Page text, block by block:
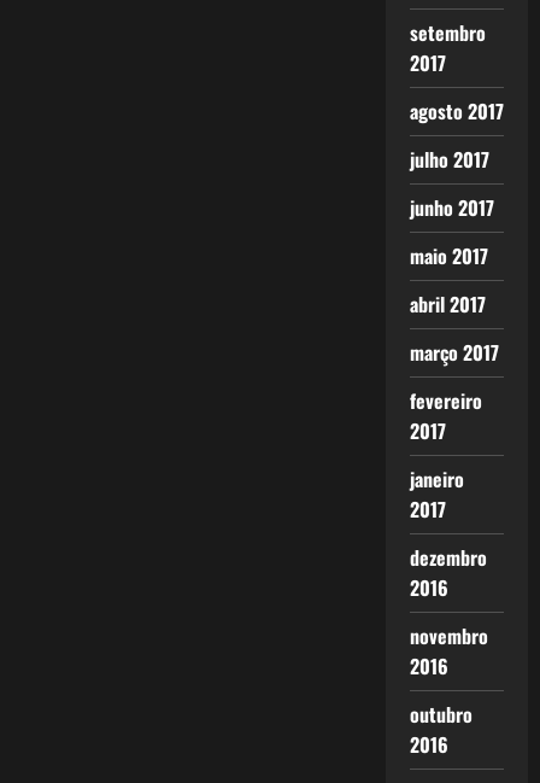
setembro
2017
agosto 2017
julho 2017
junho 2017
maio 2017
abril 2017
março 2017
fevereiro
2017
janeiro
2017
dezembro
2016
novembro
2016
outubro
2016